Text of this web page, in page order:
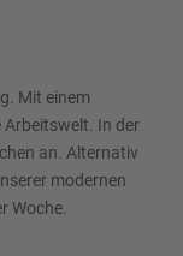
Mit einem
Arbeitswelt. In der
an. Alternativ
modernen
Woche.